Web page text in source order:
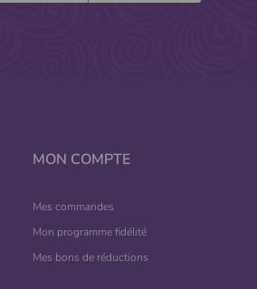
MON COMPTE
Mes commandes
Mon programme fidélité
Mes bons de réductions